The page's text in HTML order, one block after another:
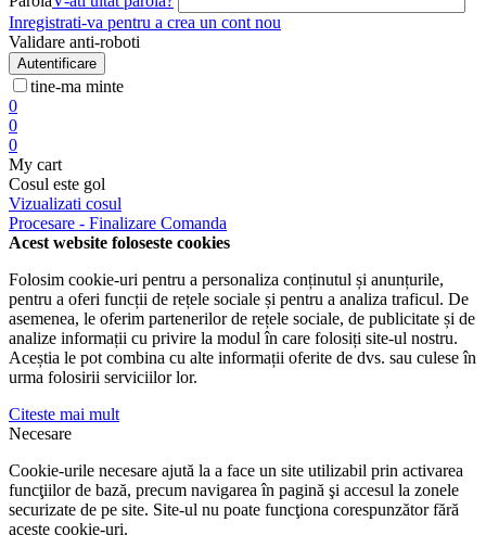
Inregistrati-va pentru a crea un cont nou
Validare anti-roboti
Autentificare
tine-ma minte
0
0
0
My cart
Cosul este gol
Vizualizati cosul
Procesare - Finalizare Comanda
Acest website foloseste cookies
Folosim cookie-uri pentru a personaliza conținutul și anunțurile,
pentru a oferi funcții de rețele sociale și pentru a analiza traficul. De
asemenea, le oferim partenerilor de rețele sociale, de publicitate și de
analize informații cu privire la modul în care folosiți site-ul nostru.
Aceștia le pot combina cu alte informații oferite de dvs. sau culese în
urma folosirii serviciilor lor.
Citeste mai mult
Necesare
Cookie-urile necesare ajută la a face un site utilizabil prin activarea
funcţiilor de bază, precum navigarea în pagină şi accesul la zonele
securizate de pe site. Site-ul nu poate funcţiona corespunzător fără
aceste cookie-uri.